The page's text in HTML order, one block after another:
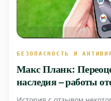
БЕЗОПАСНОСТЬ И
Макс Планк:
наследия – работы
но дело не в